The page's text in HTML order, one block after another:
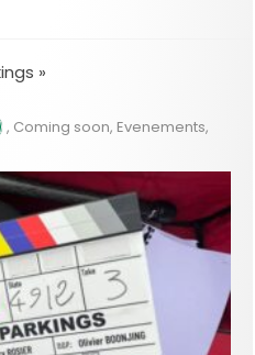
»
, Coming soon, Evenements,